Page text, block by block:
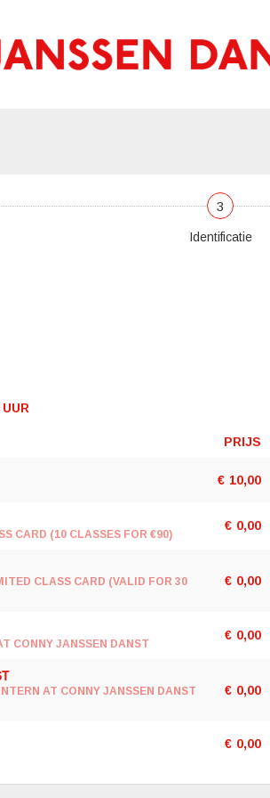
3
Identificatie
UUR
PRIJS
€ 10,00
CARD (10 CLASSES FOR €90)
€ 0,00
CLASS CARD (VALID FOR 30
€ 0,00
CONNY JANSSEN DANST
€ 0,00
AT CONNY JANSSEN DANST
€ 0,00
€ 0,00